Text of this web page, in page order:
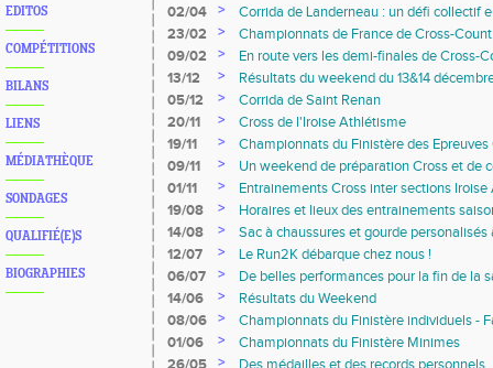
EDITOS
COMPÉTITIONS
BILANS
LIENS
MÉDIATHÈQUE
SONDAGES
QUALIFIÉ(E)S
BIOGRAPHIES
02/04
>
Corrida de Landerneau : un défi collectif
23/02
>
Championnats de France de Cross-
09/02
>
En route vers les demi-finales de Cross-
13/12
>
Résultats du weekend du 13&14
05/12
>
Corrida de Saint Renan
20/11
>
Cross de l'Iroise Athlétisme
19/11
>
Championnats du Finistère des
09/11
>
Un weekend de préparation Cross et de
01/11
>
Entrainements Cross inter sections
19/08
>
Horaires et lieux des entrainements
14/08
>
Sac à chaussures et gourde personalisés
12/07
>
Le Run2K débarque chez nous !
06/07
>
De belles performances pour la fin de la
14/06
>
Résultats du Weekend
08/06
>
Championnats du Finistère individuels -
Départementaux CD 22
01/06 >
Championnats du Finistère Minimes
>